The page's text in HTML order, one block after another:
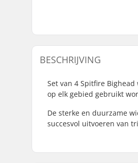
BESCHRIJVING
Set van 4 Spitfire
op elk gebied gebruikt
De sterke en duurzame
succesvol uitvoeren van